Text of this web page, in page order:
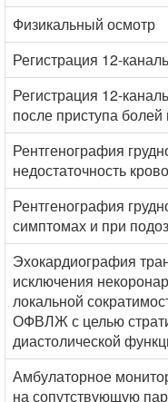
Физикальный осмотр
Регистрация 12-
Регистрация 12-
после приступа болей
Рентгенография
недостаточность
Рентгенография
симптомах и при
Эхокардиография
исключения
локальной
ОФВЛЖ с целью
диастолической
Амбулаторное
на сопутствующую